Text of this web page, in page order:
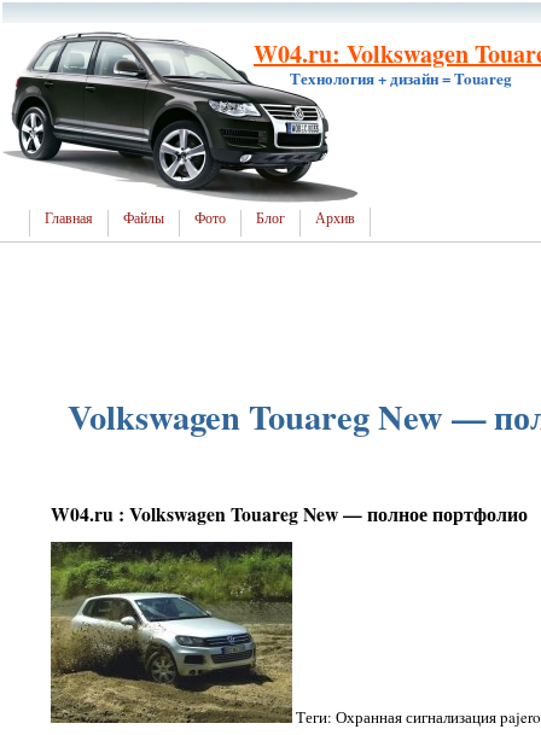
W04.ru: Volkswagen
Технология + дизайн = Touareg
Главная Файлы Фото Блог Архив
Volkswagen Touareg New —
W04.ru : Volkswagen Touareg New — полное портфолио
Теги: Охранная сигнализация